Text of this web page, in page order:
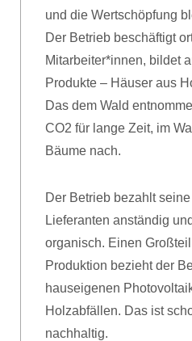
und die Wertschöpfung
Der Betrieb beschäftigt
Mitarbeiter*innen, bildet
Produkte – Häuser aus
Das dem Wald
CO2 für lange Zeit, im
Bäume nach.
Der Betrieb bezahlt
Lieferanten anständig
organisch. Einen
Produktion bezieht der
hauseigenen
Holzabfällen. Das ist
nachhaltig.